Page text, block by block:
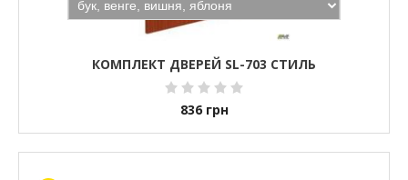
КОМПЛЕКТ ДВЕРЕЙ SL-703 СТИЛЬ
836 грн